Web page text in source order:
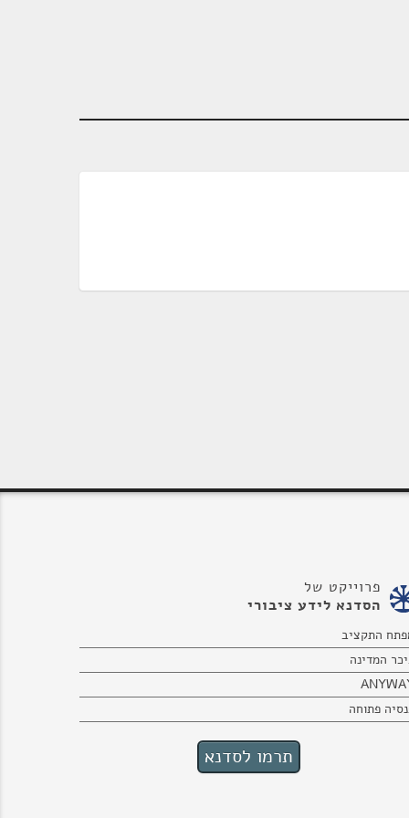
פרוייקט של
הסדנא לידע ציבורי
התקציב
המדינה
פתוחה